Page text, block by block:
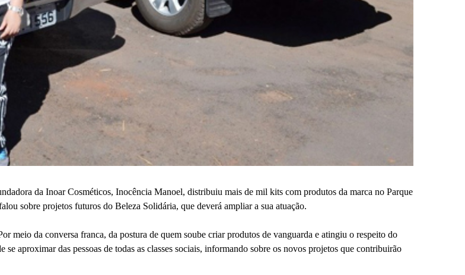
da Inoar Cosméticos, Inocência Manoel, distribuiu mais de mil kits com produtos da marca no Parque
sobre projetos futuros do Beleza Solidária, que deverá ampliar a sua atuação.
meio da conversa franca, da postura de quem soube criar produtos de vanguarda e atingiu o respeito do
aproximar das pessoas de todas as classes sociais, informando sobre os novos projetos que contribuirão